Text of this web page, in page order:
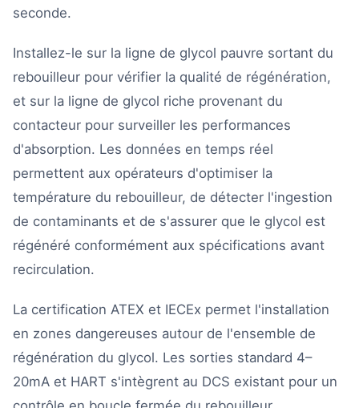
seconde.
Installez-le sur la ligne de glycol pauvre sortant du
rebouilleur pour vérifier la qualité de régénération,
et sur la ligne de glycol riche provenant du
contacteur pour surveiller les performances
d'absorption. Les données en temps réel
permettent aux opérateurs d'optimiser la
température du rebouilleur, de détecter l'ingestion
de contaminants et de s'assurer que le glycol est
régénéré conformément aux spécifications avant
recirculation.
La certification ATEX et IECEx permet l'installation
en zones dangereuses autour de l'ensemble de
régénération du glycol. Les sorties standard 4–
20mA et HART s'intègrent au DCS existant pour un